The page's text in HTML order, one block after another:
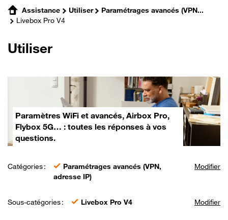
Assistance Utiliser
Paramétrages avancés (VPN...
Livebox Pro V4
Utiliser
Paramètres WiFi et avancés, Airbox Pro,
Flybox 5G… : toutes les réponses à vos
questions.
Catégories :
Paramétrages avancés (VPN,
adresse IP)
Modifier
Sous-catégories : Livebox Pro V4 Modifier